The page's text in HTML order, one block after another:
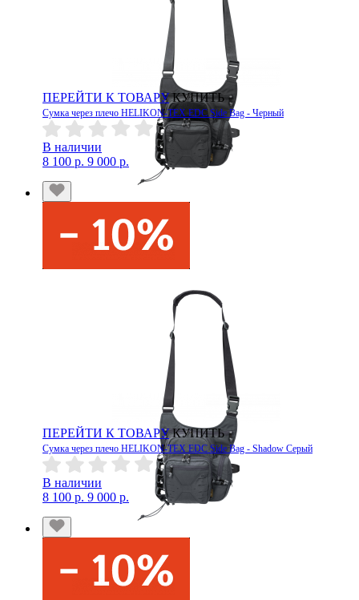
ПЕРЕЙТИ К ТОВАРУ КУПИТЬ
Сумка через плечо HELIKON-TEX EDC Side Bag - Черный
В наличии
8 100 р. 9 000 р.
ПЕРЕЙТИ К ТОВАРУ КУПИТЬ
Сумка через плечо HELIKON-TEX EDC Side Bag - Shadow Серый
В наличии
8 100 р. 9 000 р.